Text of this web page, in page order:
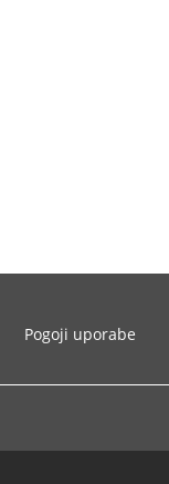
Pogoji uporabe